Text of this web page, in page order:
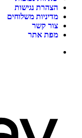
הצהרת נגישות
מדיניות משלוחים
צור קשר
מפת אתר